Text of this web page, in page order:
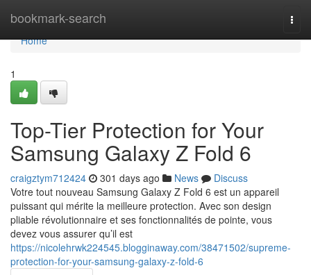
bookmark-search
Home
Home
1
Top-Tier Protection for Your
Samsung Galaxy Z Fold 6
craigztym712424 301 days ago News
Discuss
Votre tout nouveau Samsung Galaxy Z Fold 6 est un appareil
puissant qui mérite la meilleure protection. Avec son design
pliable révolutionnaire et ses fonctionnalités de pointe, vous
devez vous assurer qu’il est
https://nicolehrwk224545.blogginaway.com/38471502/supreme-
protection-for-your-samsung-galaxy-z-fold-6